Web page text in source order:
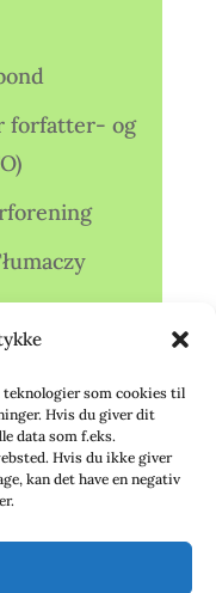
teknologier som cookies til
Hvis du giver dit
data som f.eks.
Hvis du ikke giver
kan det have en negativ
forfatter- og
(Ö.)
(ÖC)
(VdÜ)